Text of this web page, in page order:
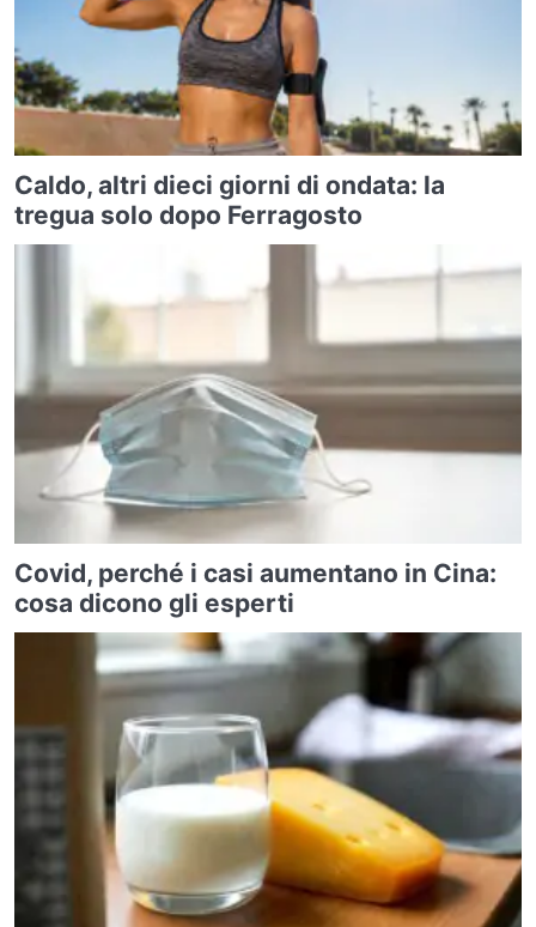
Caldo, altri dieci giorni di ondata: la
tregua solo dopo Ferragosto
Covid, perché i casi aumentano in Cina:
cosa dicono gli esperti